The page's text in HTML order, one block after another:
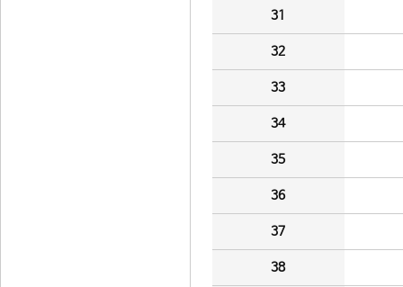
31
32
33
34
35
36
37
38